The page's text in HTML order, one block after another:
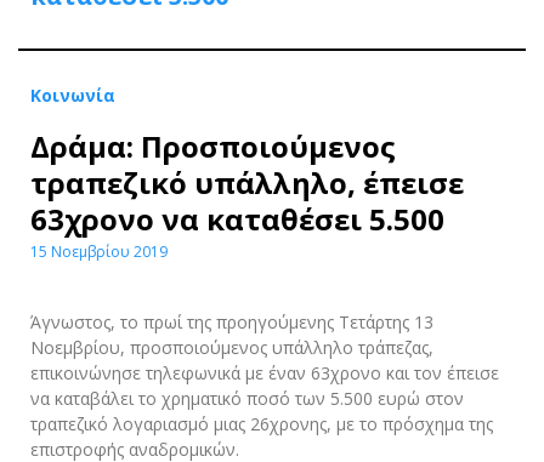
Κοινωνία
Δράμα: Προσποιούμενος
τραπεζικό υπάλληλο, έπεισε
63χρονο να καταθέσει 5.500
15 Νοεμβρίου 2019
Άγνωστος, το πρωί της προηγούμενης Τετάρτης 13
Νοεμβρίου, προσποιούμενος υπάλληλο τράπεζας,
επικοινώνησε τηλεφωνικά με έναν 63χρονο και τον έπεισε
να καταβάλει το χρηματικό ποσό των 5.500 ευρώ στον
τραπεζικό λογαριασμό μιας 26χρονης, με το πρόσχημα της
επιστροφής αναδρομικών.